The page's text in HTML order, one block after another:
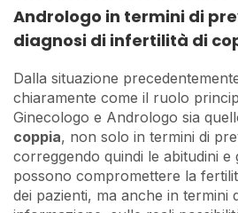
Andrologo in termini di
diagnosi di infertilità di
Dalla situazione
chiaramente come il ruolo
Ginecologo e Andrologo sia
coppia, non solo in termini di
correggendo quindi le abitudini e
possono compromettere la
dei pazienti, ma anche in termini